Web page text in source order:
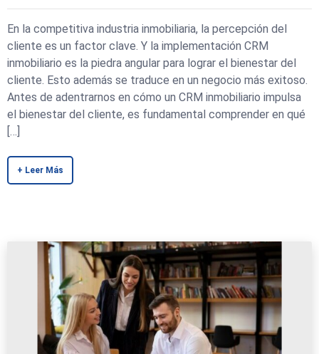
En la competitiva industria inmobiliaria, la percepción del
cliente es un factor clave. Y la implementación CRM
inmobiliario es la piedra angular para lograr el bienestar del
cliente. Esto además se traduce en un negocio más exitoso.
Antes de adentrarnos en cómo un CRM inmobiliario impulsa
el bienestar del cliente, es fundamental comprender en qué
[…]
+ Leer Más